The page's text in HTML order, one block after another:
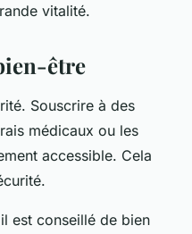
vitalité.
être
Souscrire à des
médicaux ou les
accessible. Cela
est conseillé de bien